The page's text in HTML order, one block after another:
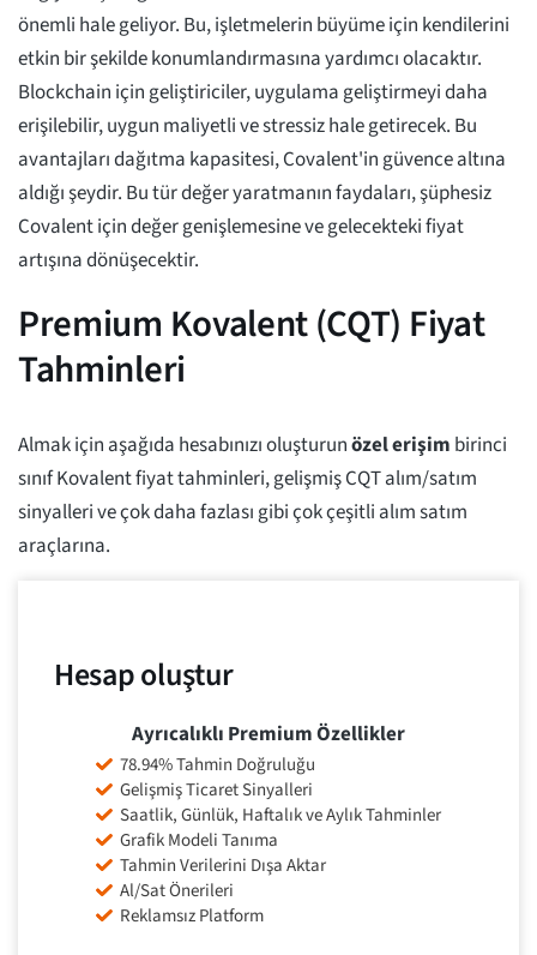
önemli hale geliyor. Bu, işletmelerin büyüme için kendilerini
etkin bir şekilde konumlandırmasına yardımcı olacaktır.
Blockchain için geliştiriciler, uygulama geliştirmeyi daha
erişilebilir, uygun maliyetli ve stressiz hale getirecek. Bu
avantajları dağıtma kapasitesi, Covalent'in güvence altına
aldığı şeydir. Bu tür değer yaratmanın faydaları, şüphesiz
Covalent için değer genişlemesine ve gelecekteki fiyat
artışına dönüşecektir.
Premium Kovalent (CQT) Fiyat
Tahminleri
Almak için aşağıda hesabınızı oluşturunözel erişim birinci
sınıf Kovalent fiyat tahminleri, gelişmiş CQT alım/satım
sinyalleri ve çok daha fazlası gibi çok çeşitli alım satım
araçlarına.
Hesap oluştur
Ayrıcalıklı Premium Özellikler
78.94% Tahmin Doğruluğu
Gelişmiş Ticaret Sinyalleri
Saatlik, Günlük, Haftalık ve Aylık Tahminler
Grafik Modeli Tanıma
Tahmin Verilerini Dışa Aktar
Al/Sat Önerileri
Reklamsız Platform